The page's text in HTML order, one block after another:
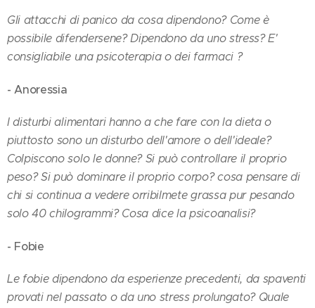
Gli attacchi di panico da cosa dipendono? Come è
possibile difendersene? Dipendono da uno stress? E'
consigliabile una psicoterapia o dei farmaci ?
- Anoressia
I disturbi alimentari hanno a che fare con la dieta o
piuttosto sono un disturbo dell'amore o dell'ideale?
Colpiscono solo le donne? Si può controllare il proprio
peso? Si può dominare il proprio corpo? cosa pensare di
chi si continua a vedere orribilmete grassa pur pesando
solo 40 chilogrammi? Cosa dice la psicoanalisi?
- Fobie
Le fobie dipendono da esperienze precedenti, da spaventi
provati nel passato o da uno stress prolungato? Quale